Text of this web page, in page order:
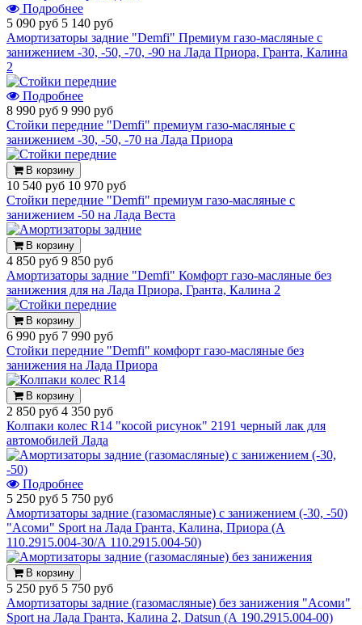
Подробнее
5 090 руб 5 140 руб
Амортизаторы задние "Demfi" Премиум газо-масляные с
занижением -30, -50, -70, -90 на Лада Приора, Гранта, Калина
2
Подробнее
8 990 руб 9 990 руб
Стойки передние "Demfi" премиум газо-масляные с
занижением -30, -50, -70 на Лада Приора
В корзину
10 540 руб 10 970 руб
Стойки передние "Demfi" премиум газо-масляные с
занижением -50 на Лада Веста
В корзину
4 850 руб 9 850 руб
Амортизаторы задние "Demfi" Комфорт газо-масляные без
занижения для на Лада Приора, Гранта, Калина 2
В корзину
6 990 руб 7 990 руб
Стойки передние "Demfi" комфорт газо-масляные без
занижения на Лада Приора
В корзину
2 850 руб 4 350 руб
Колпаки колес R14 "косой рисунок" 2191 черный лак для
автомобилей Лада
Подробнее
5 250 руб 5 750 руб
Амортизаторы задние (газомасляные) с занижением (-30, -50)
"Асоми" Sport на Лада Гранта, Калина, Приора (А
110.2915.004-30/А 110.2915.004-50)
В корзину
5 250 руб 5 750 руб
Амортизаторы задние (газомасляные) без занижения "Асоми"
Sport на Лада Гранта, Калина 2, Datsun (А 190.2915.004-00)